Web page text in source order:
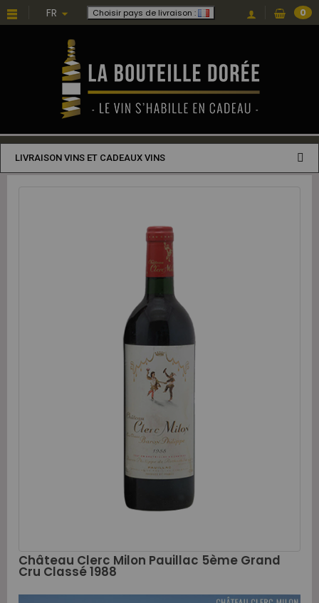
FR Choisir pays de livraison : 0
LIVRAISON VINS ET CADEAUX VINS
Château Clerc Milon Pauillac 5ème Grand
Cru Classé 1988